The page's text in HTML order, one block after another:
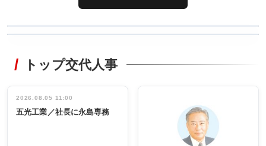
非鉄業界で
インタビュ
ー／社内ア
タックトレー
祝う 業界関
係者ら220人
出席
トップ交代人事
2026.08.05 11:00
五光工業／社長に永島専務